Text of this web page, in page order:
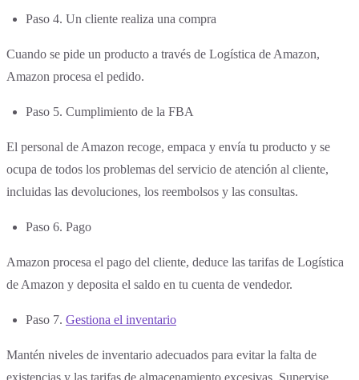
Paso 4. Un cliente realiza una compra
Cuando se pide un producto a través de Logística de Amazon,
Amazon procesa el pedido.
Paso 5. Cumplimiento de la FBA
El personal de Amazon recoge, empaca y envía tu producto y se
ocupa de todos los problemas del servicio de atención al cliente,
incluidas las devoluciones, los reembolsos y las consultas.
Paso 6. Pago
Amazon procesa el pago del cliente, deduce las tarifas de Logística
de Amazon y deposita el saldo en tu cuenta de vendedor.
Paso 7. Gestiona el inventario
Mantén niveles de inventario adecuados para evitar la falta de